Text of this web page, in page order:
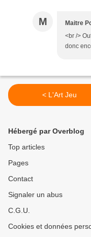
M Maitre
<br />
donc
< L'Art Jeu
Hébergé par Overblog
Top articles
Pages
Contact
Signaler un abus
C.G.U.
Cookies et données